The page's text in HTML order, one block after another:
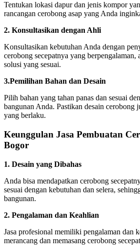
Tentukan lokasi dapur dan jenis kompor
rancangan cerobong asap yang Anda
2. Konsultasikan dengan Ahli
Konsultasikan kebutuhan Anda dengan
cerobong secepatnya yang berpengalaman,
solusi yang sesuai.
3.Pemilihan Bahan dan Desain
Pilih bahan yang tahan panas dan sesuai
bangunan Anda. Pastikan desain cerobong
yang berlaku.
Keunggulan Jasa Pembuatan
Bogor
1. Desain yang Dibahas
Anda bisa mendapatkan cerobong
sesuai dengan kebutuhan dan selera,
bangunan.
2. Pengalaman dan Keahlian
Jasa profesional memiliki pengalaman dan
merancang dan memasang cerobong